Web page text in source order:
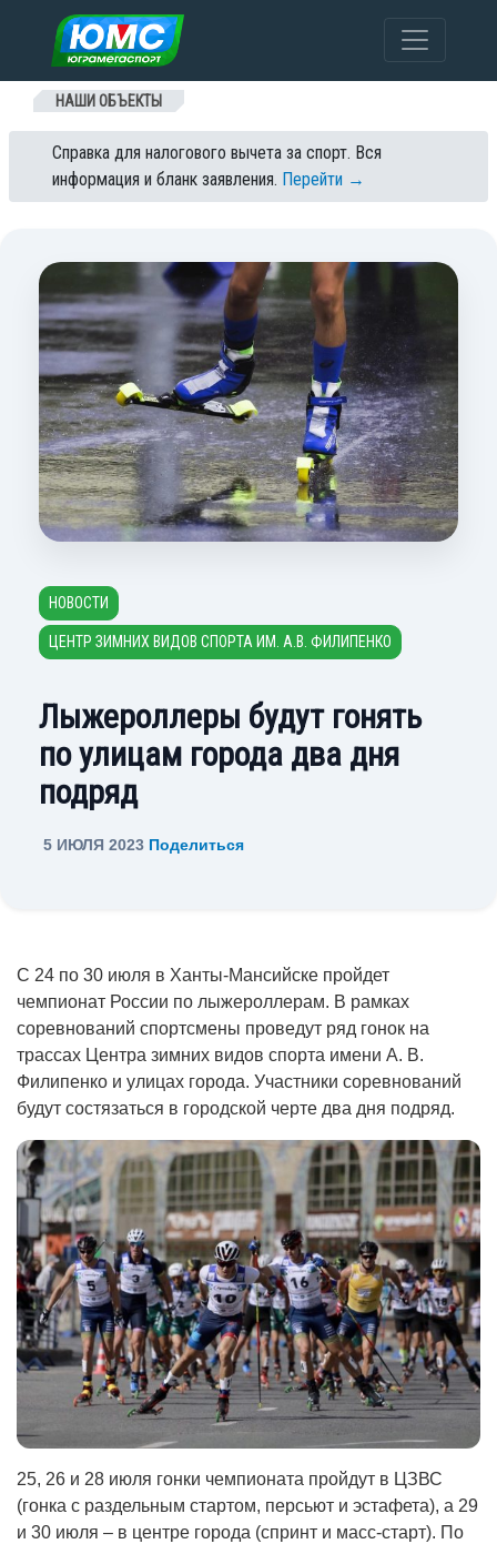
Перейти к содержанию
НАШИ ОБЪЕКТЫ
Справка для налогового вычета за спорт. Вся
информация и бланк заявления. Перейти →
НОВОСТИ
ЦЕНТР ЗИМНИХ ВИДОВ СПОРТА ИМ. А.В. ФИЛИПЕНКО
Лыжероллеры будут гонять
по улицам города два дня
подряд
5 ИЮЛЯ 2023 Поделиться
С 24 по 30 июля в Ханты-Мансийске пройдет
чемпионат России по лыжероллерам. В рамках
соревнований спортсмены проведут ряд гонок на
трассах Центра зимних видов спорта имени А. В.
Филипенко и улицах города. Участники соревнований
будут состязаться в городской черте два дня подряд.
25, 26 и 28 июля гонки чемпионата пройдут в ЦЗВС
(гонка с раздельным стартом, персьют и эстафета), а 29
и 30 июля – в центре города (спринт и масс-старт). По